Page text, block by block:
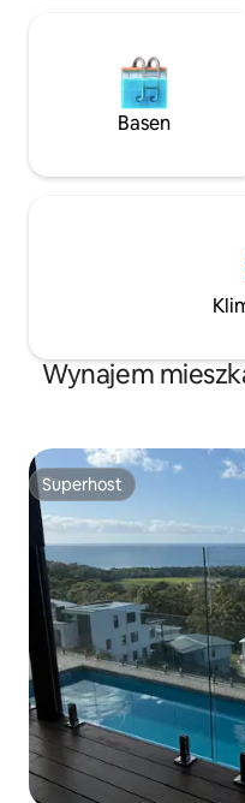
Basen
Wynajem
Superhost
Superhost